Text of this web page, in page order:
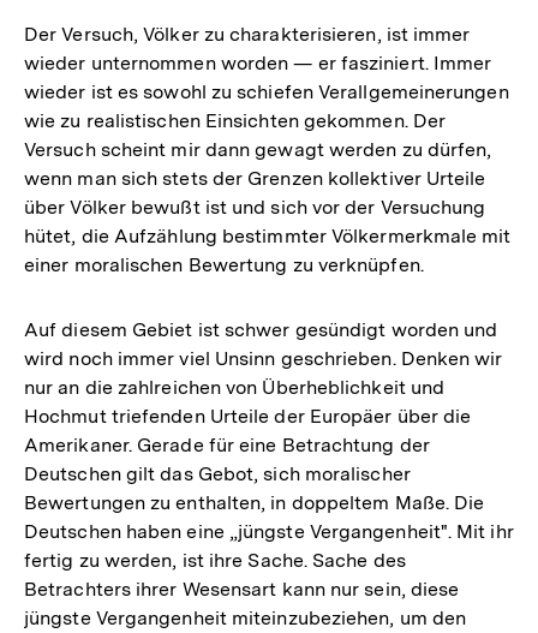
Der Versuch, Völker zu charakterisieren, ist immer
wieder unternommen worden — er fasziniert. Immer
wieder ist es sowohl zu schiefen Verallgemeinerungen
wie zu realistischen Einsichten gekommen. Der
Versuch scheint mir dann gewagt werden zu dürfen,
wenn man sich stets der Grenzen kollektiver Urteile
über Völker bewußt ist und sich vor der Versuchung
hütet, die Aufzählung bestimmter Völkermerkmale mit
einer moralischen Bewertung zu verknüpfen.
Auf diesem Gebiet ist schwer gesündigt worden und
wird noch immer viel Unsinn geschrieben. Denken wir
nur an die zahlreichen von Überheblichkeit und
Hochmut triefenden Urteile der Europäer über die
Amerikaner. Gerade für eine Betrachtung der
Deutschen gilt das Gebot, sich moralischer
Bewertungen zu enthalten, in doppeltem Maße. Die
Deutschen haben eine „jüngste Vergangenheit". Mit ihr
fertig zu werden, ist ihre Sache. Sache des
Betrachters ihrer Wesensart kann nur sein, diese
jüngste Vergangenheit miteinzubeziehen, um den